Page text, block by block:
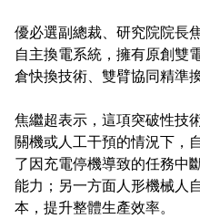
優必選副總裁、研究院院長
自主換電系統，擁有原創雙
倉快換技術、雙臂協同精準
焦繼超表示，這項突破性技
關機或人工干預的情況下，
了因充電停機導致的任務中
能力；另一方面人形機械人
本，提升整體生產效率。